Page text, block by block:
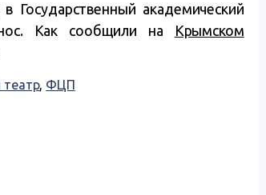
в Государственный академический
Как сообщили на
Крымском
театр, ФЦП